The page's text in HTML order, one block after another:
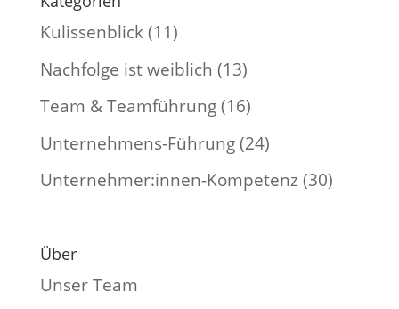
Kulissenblick(11)
Nachfolge ist weiblich (13)
Team & Teamführung(16)
Unternehmens-Führung(24)
Unternehmer:innen-Kompetenz (30)
Über
Unser Team